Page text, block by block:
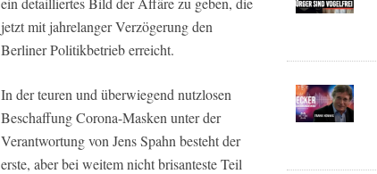
jetzt mit jahrelanger Verzögerung den
Berliner Politikbetrieb erreicht.
In der teuren und überwiegend nutzlosen
Beschaffung Corona-Masken unter der
Verantwortung von Jens Spahn besteht der
erste, aber bei weitem nicht brisanteste Teil